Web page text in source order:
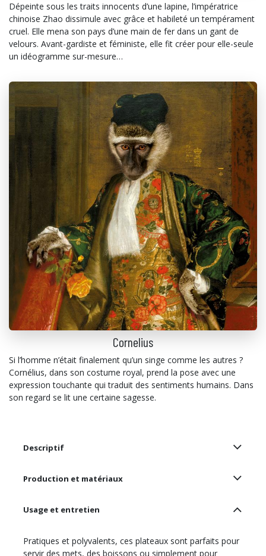
Dépeinte sous les traits innocents d’une lapine, l’impératrice
chinoise Zhao dissimule avec grâce et habileté un tempérament
cruel. Elle mena son pays d’une main de fer dans un gant de
velours. Avant-gardiste et féministe, elle fit créer pour elle-seule
un idéogramme sur-mesure…
Cornelius
Si l’homme n’était finalement qu’un singe comme les autres ?
Cornélius, dans son costume royal, prend la pose avec une
expression touchante qui traduit des sentiments humains. Dans
son regard se lit une certaine sagesse.
Descriptif
Production et matériaux
Usage et entretien
Pratiques et polyvalents, ces plateaux sont parfaits pour
servir des mets, des boissons ou simplement pour